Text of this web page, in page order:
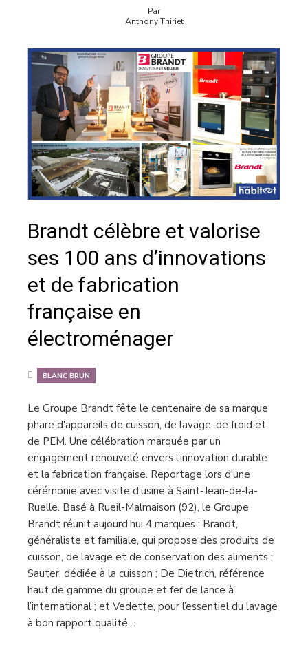
Par
Anthony Thiriet
Brandt célèbre et valorise
ses 100 ans d’innovations
et de fabrication
française en
électroménager
BLANC BRUN
Le Groupe Brandt fête le centenaire de sa marque
phare d'appareils de cuisson, de lavage, de froid et
de PEM. Une célébration marquée par un
engagement renouvelé envers l’innovation durable
et la fabrication française. Reportage lors d'une
cérémonie avec visite d'usine à Saint-Jean-de-la-
Ruelle. Basé à Rueil-Malmaison (92), le Groupe
Brandt réunit aujourd’hui 4 marques : Brandt,
généraliste et familiale, qui propose des produits de
cuisson, de lavage et de conservation des aliments ;
Sauter, dédiée à la cuisson ; De Dietrich, référence
haut de gamme du groupe et fer de lance à
l’international ; et Vedette, pour l’essentiel du lavage
à bon rapport qualité…